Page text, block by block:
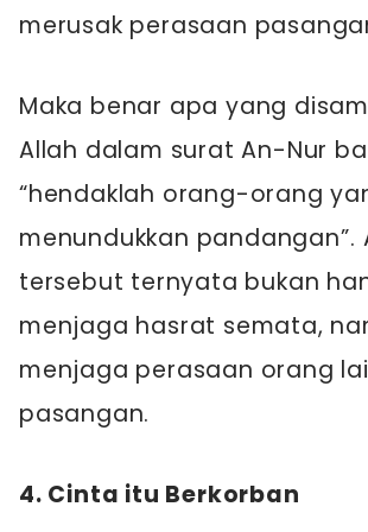
merusak perasaan
Maka benar apa yang
Allah dalam surat An-Nur
“hendaklah orang-orang
menundukkan pandangan”.
tersebut ternyata bukan
menjaga hasrat semata,
menjaga perasaan orang
pasangan.
4. Cinta itu Berkorban